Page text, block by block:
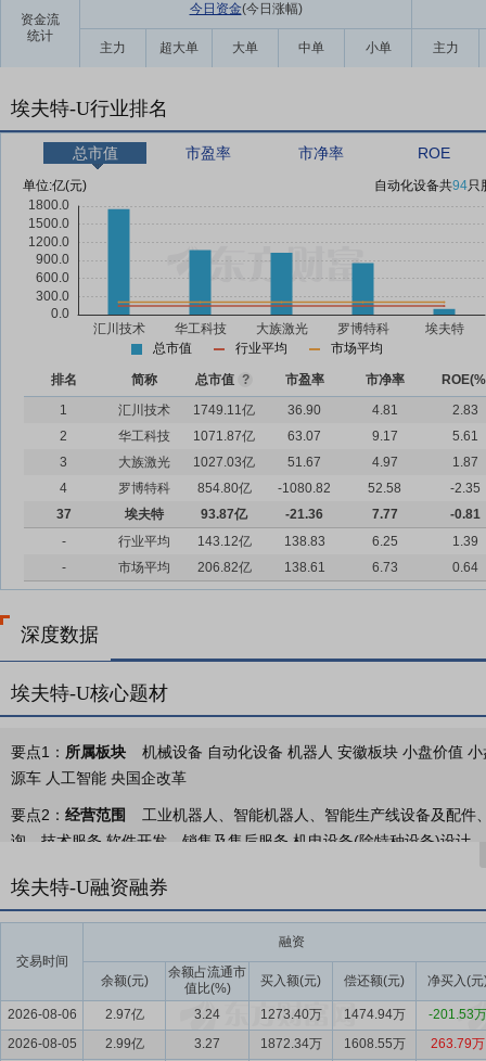
资金流
统计
今日资金(今日涨幅)
主力 超大单 大单 中单 小单 主力
埃夫特-U行业排名
总市值 市盈率 市净率 ROE
单位:亿(元) 自动化设备共94只
总市值 行业平均 市场平均
排名 简称 总市值 ? 市盈率 市净率
1
汇川技术 1749.11亿 36.90 4.81
2.83
2
华工科技 1071.87亿 63.07 9.17
5.61
3
大族激光 1027.03亿 51.67 4.97
1.87
4
罗博特科 854.80亿 -1080.82 52.58
-2.35
37
埃夫特 93.87亿 -21.36 7.77
-0.81
-
行业平均 143.12亿 138.83 6.25
1.39
-
市场平均 206.82亿 138.61 6.73 0.64
深度数据
埃夫特-U核心题材
要点1： 所属板块
机械设备 自动化设备 机器人 安徽板块 小盘价值
源车 人工智能 央国企改革
要点2： 经营范围
工业机器人、智能机器人、智能生产线设备及配
询、技术服务,软件开发、销售及售后服务,机电设备(除特种设备)设计
开展经营活动)。
机、系统集成的研发、生产、销售。
工业机器人行业
机器人市场前景巨大：我国从2013年起成
本质是一种改变人类作业方式的生产工具，生产工具直接影响了生产
具不断进步，生产力不断提升，机器不断换人的历史。随着出生率波
埃夫特-U融资融券
交易时间
融资
余额(元)
余额占流通市
值比(%)
买入额(元) 偿还额(元) 净买入(元
2026-08-06 2.97亿 3.24 1273.40万 1474.94万
-201.53万
2026-08-05
2.99亿 3.27 1872.34万 1608.55万
263.79万